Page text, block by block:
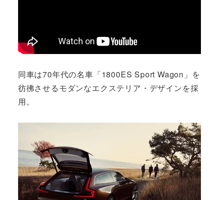
同車は70年代の名車「1800ES Sport Wagon」を
彷彿させるモダンなエクステリア・デザインを採
用。